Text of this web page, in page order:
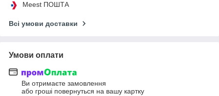
Meest ПОШТА
Всі умови доставки
Умови оплати
Ви отримаєте замовлення
або гроші повернуться на вашу картку